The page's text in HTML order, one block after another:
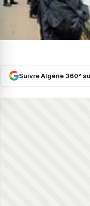
Suivre Algérie 360°